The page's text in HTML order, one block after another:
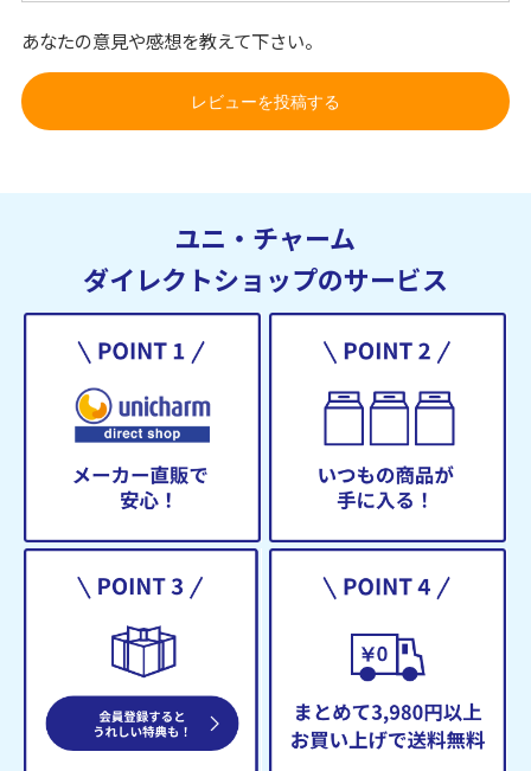
あなたの意見や感想を教えて下さい。
レビューを投稿する
ユニ・チャーム
ダイレクトショップのサービス